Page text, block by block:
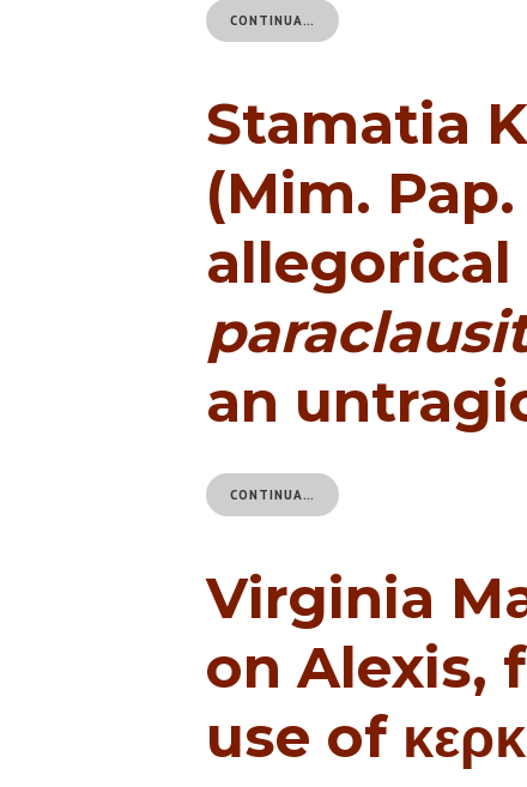
CONTINUA…
Stamatia
(Mim.
allegorical
an
CONTINUA…
Virginia
on Alexis,
use of